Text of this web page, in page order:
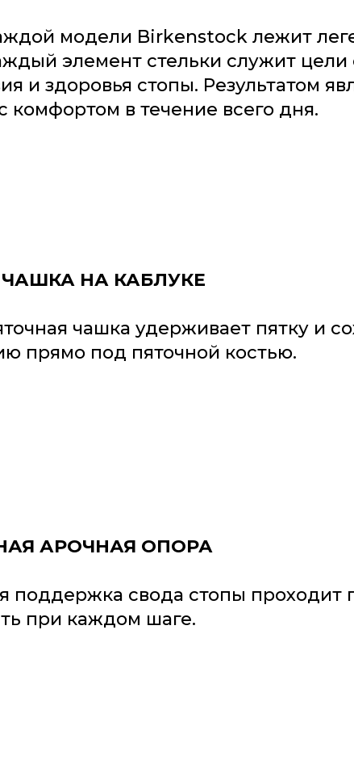
модели Birkenstock лежит
элемент стельки служит
и здоровья стопы. Результатом
комфортом в течение всего дня.
ЧАШКА НА КАБЛУКЕ
чашка удерживает пятку и
прямо под пяточной костью.
АРОЧНАЯ ОПОРА
поддержка свода стопы проходит
при каждом шаге.